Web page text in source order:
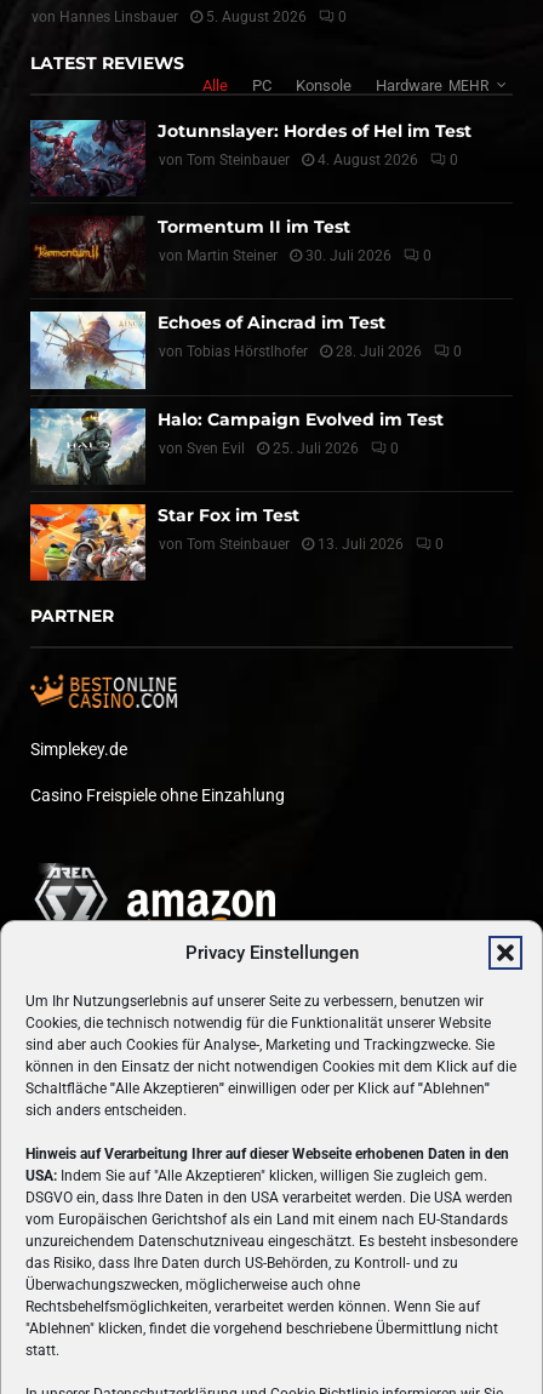
Privacy Einstellungen
Um Ihr Nutzungserlebnis auf unserer Seite zu verbessern, benutzen wir
Cookies, die technisch notwendig für die Funktionalität unserer Website
sind aber auch Cookies für Analyse-, Marketing und Trackingzwecke. Sie
können in den Einsatz der nicht notwendigen Cookies mit dem Klick auf die
Schaltfläche "Alle Akzeptieren" einwilligen oder per Klick auf"Ablehnen"
sich anders entscheiden.
Hinweis auf Verarbeitung Ihrer auf dieser Webseite erhobenen Daten in den
USA: Indem Sie auf "Alle Akzeptieren" klicken, willigen Sie zugleich gem.
DSGVO ein, dass Ihre Daten in den USA verarbeitet werden. Die USA werden
vom Europäischen Gerichtshof als ein Land mit einem nach EU-Standards
unzureichendem Datenschutzniveau eingeschätzt. Es besteht insbesondere
das Risiko, dass Ihre Daten durch US-Behörden, zu Kontroll- und zu
Überwachungszwecken, möglicherweise auch ohne
Rechtsbehelfsmöglichkeiten, verarbeitet werden können. Wenn Sie auf
"Ablehnen" klicken, findet die vorgehend beschriebene Übermittlung nicht
statt.
von Hannes Linsbauer 5. August 2026 0
LATEST REVIEWS
Alle PC Konsole Hardware MEHR
Jotunnslayer: Hordes of Hel im Test
von Tom Steinbauer 4. August 2026 0
Tormentum II im Test
von Martin Steiner 30. Juli 2026 0
Echoes of Aincrad im Test
von Tobias Hörstlhofer 28. Juli 2026 0
Halo: Campaign Evolved im Test
von Sven Evil 25. Juli 2026 0
Star Fox im Test
von Tom Steinbauer 13. Juli 2026 0
PARTNER
Simplekey.de
Casino Freispiele ohne Einzahlung
ÜBER UNS
VON GAMERN, FÜR GAMER! Gamers.at ist das älteste Online-
Spielemagazin Österreichs und bringt täglich aktuelle News,
Reviews und Videos zu PC- und Konsolenspielen, Gaming-
Hardware und aus der Welt des e-Sport's.